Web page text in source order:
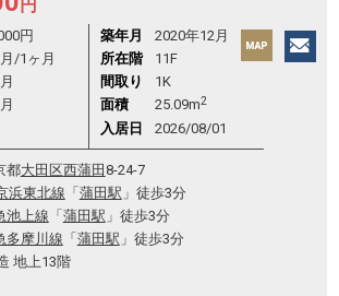
円
円
/1ヶ月
築年月
2020年12月
所在階
11F
間取り
1K
面積
25.09m2
入居日 2026/08/01
都大田区西蒲田 8-24-7
浜東北線 「 蒲田駅 」徒歩3分
池上線 「 蒲田駅 」徒歩3分
多摩川線 「 蒲田駅 」徒歩3分
地上13階